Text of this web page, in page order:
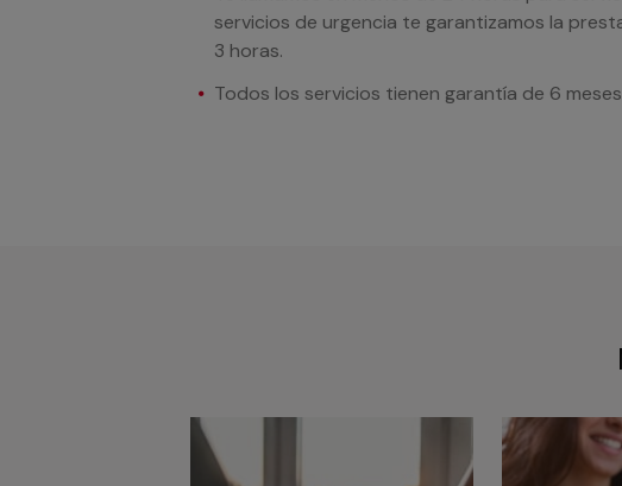
servicios de urgencia te garantizamos la
3 horas.
Todos los servicios tienen garantía de 6